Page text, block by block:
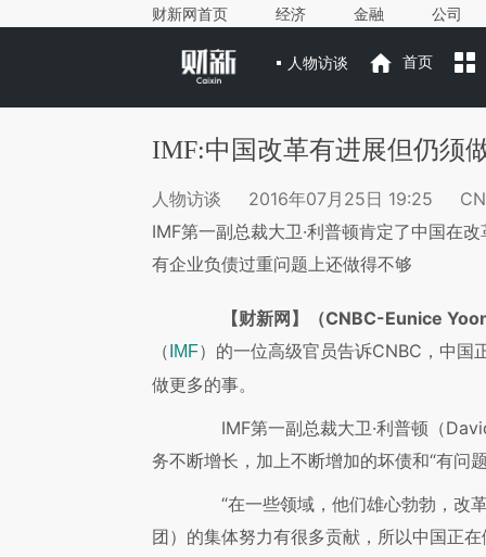
财新网首页 经济 金融 公司
人物访谈 首页
IMF:中国改革有进展但仍须
人物访谈 2016年07月25日 19:25
IMF第一副总裁大卫·利普顿肯定了中国在
有企业负债过重问题上还做得不够
【财新网】（CNBC-Eunice
（ IMF）的一位高级官员告诉CNBC，中国
做更多的事。
IMF第一副总裁大卫·利普顿（
务不断增长，加上不断增加的坏债和“有问
“在一些领域，他们雄心勃勃，改
团）的集体努力有很多贡献，所以中国正